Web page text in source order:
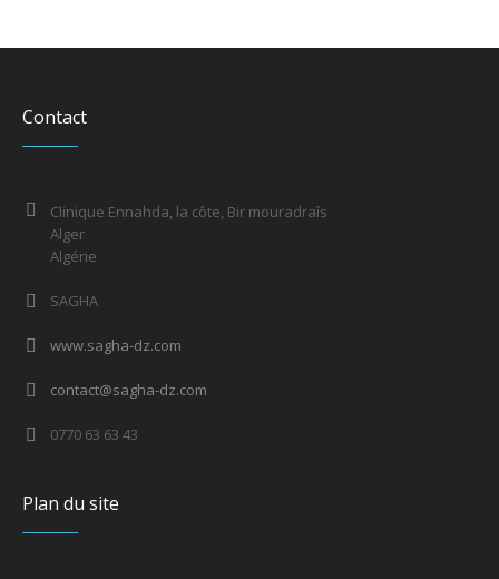
Contact
Clinique Ennahda, la côte, Bir mouradraîs
Alger
Algérie
SAGHA
www.sagha-dz.com
contact@sagha-dz.com
0770 63 63 43
Plan du site